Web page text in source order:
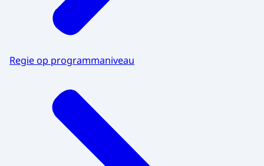
Regie op programmaniveau